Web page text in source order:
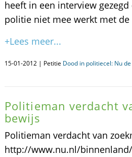
heeft in een interview gezegd
politie niet mee werkt met
+Lees meer...
15-01-2012 | Petitie Dood in politiecel: Nu
Politieman verdacht
bewijs
Politieman verdacht van
http://www.nu.nl/